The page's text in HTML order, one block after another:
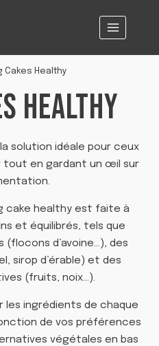
Cakes Healthy
HEALTHY
solution idéale pour ceux
tout en gardant un œil sur
cake healthy est faite à
et équilibrés, tels que
(flocons d’avoine…), des
sirop d’érable) et des
(fruits, noix…).
les ingrédients de chaque
de vos préférences
végétales en bas